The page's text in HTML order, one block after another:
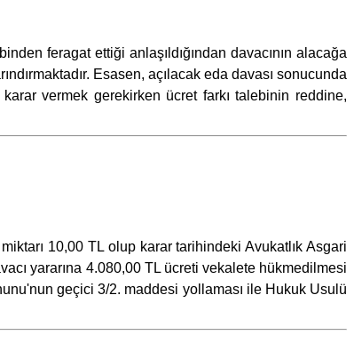
feragat ettiği anlaşıldığından davacının alacağa
Esasen, açılacak eda davası sonucunda
vermek gerekirken ücret farkı talebinin reddine,
10,00 TL olup karar tarihindeki Avukatlık Asgari
yararına 4.080,00 TL ücreti vekalete hükmedilmesi
geçici 3/2. maddesi yollaması ile Hukuk Usulü